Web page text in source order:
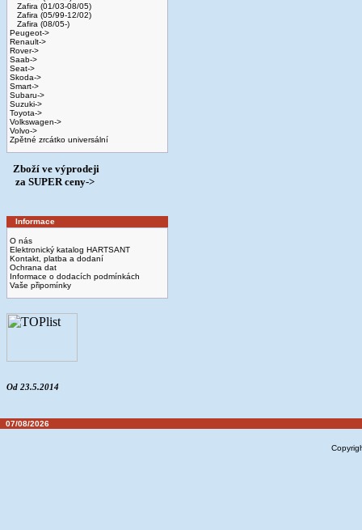
Zafira (01/03-08/05)
Zafira (05/99-12/02)
Zafira (08/05-)
Peugeot->
Renault->
Rover->
Saab->
Seat->
Skoda->
Smart->
Subaru->
Suzuki->
Toyota->
Volkswagen->
Volvo->
Zpětné zrcátko universální
Zboží ve výprodeji
­ za SUPER ceny->
Informace
O nás
Elektronický katalog HARTSANT
Kontakt, platba a dodaní
Ochrana dat
Informace o dodacích podmínkách
Vaše připomínky
Od 23.5.2014
07/08/2026